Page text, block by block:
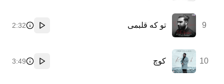
9 تو که قلبمی
پخش
2:32
10 کوچ
پخش
3:49